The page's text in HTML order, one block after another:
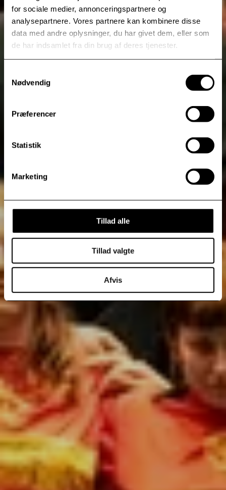
for sociale medier, annonceringspartnere og
analysepartnere. Vores partnere kan kombinere disse
data med andre oplysninger, du har givet dem, eller som
de har indsamlet fra din brug af deres tjenester.
Nødvendig
Præferencer
Statistik
Marketing
Tillad alle
Tillad valgte
Afvis